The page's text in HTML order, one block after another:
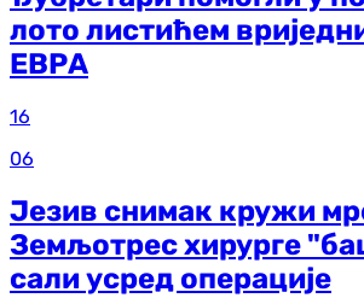
лото листићем
ЕВРА
16
06
Језив снимак кружи
Земљотрес хирурге
сали усред операције